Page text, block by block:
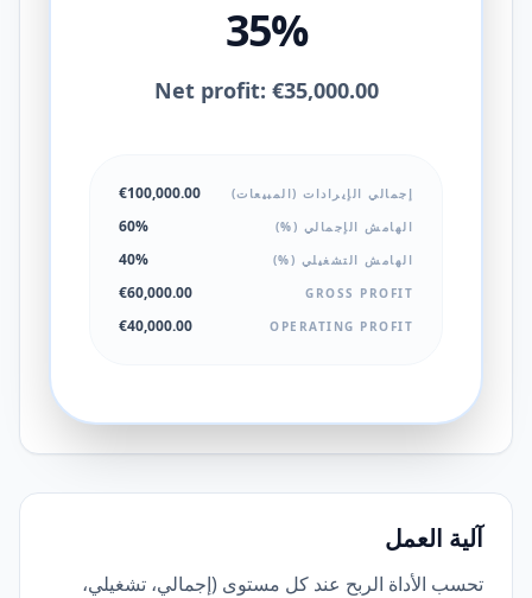
35%
Net profit: €35,000.00
إجمالي الإيرادات (المبيعات) €100,000.00
الهامش الإجمالي (%) 60%
الهامش التشغيلي (%) 40%
GROSS PROFIT
€60,000.00
OPERATING PROFIT
€40,000.00
آلية العمل
تحسب الأداة الربح عند كل مستوى (إجمالي، تشغيلي،